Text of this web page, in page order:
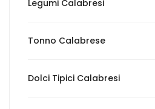
Legumi Calabresi
Tonno Calabrese
Dolci Tipici Calabresi